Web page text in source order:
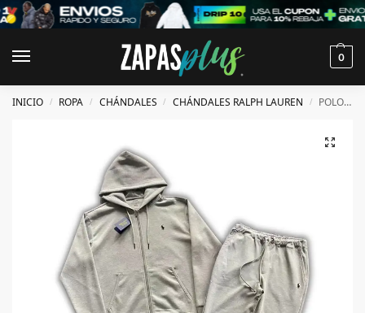
0
INICIO / ROPA / CHÁNDALES / CHÁNDALES RALPH LAUREN / POLO RALPH LAUREN TRACKSUIT